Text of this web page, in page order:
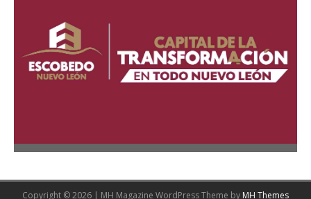
Copyright © 2026 | MH Magazine WordPress Theme by MH Themes